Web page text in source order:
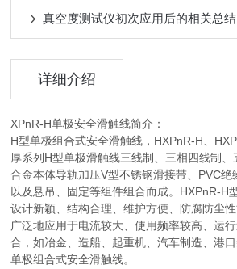
真空度测试仪初次应用后的相关总结
详细介绍
XPnR-H单极安全滑触线简介：
H型单极组合式安全滑触线，HXPnR-H、
厚系列H型单极滑触线三线制、三相四线制
合金本体导轨加压V型不锈钢滑接带、PVC绝
以及悬吊、固定等组件组合而成。HXPnR-H
设计新颖、结构合理、维护方便、防腐防尘
广泛地应用于电流较大、使用频率较高、运
合，如冶金、造船、起重机、汽车制造、港
单极组合式安全滑触线。